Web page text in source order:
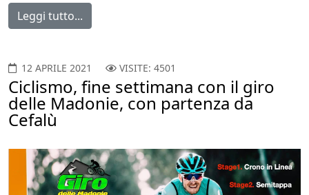
Leggi tutto...
12 APRILE 2021 VISITE: 4501
Ciclismo, fine settimana con il giro
delle Madonie, con partenza da
Cefalù